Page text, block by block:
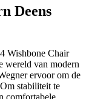
Deens
Wishbone Chair
wereld van modern
ervoor om de
stabiliteit te
comfortabele